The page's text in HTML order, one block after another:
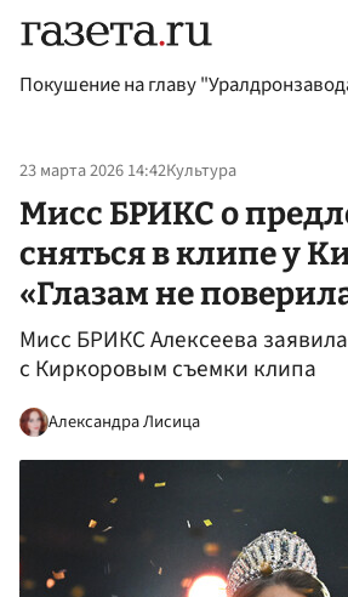
Покушение на главу
23 марта 2026 14:42Культура
Мисс БРИКС о
сняться в клипе у
«Глазам не
Мисс БРИКС Алексеева
с Киркоровым съемки клипа
Александра Лисица